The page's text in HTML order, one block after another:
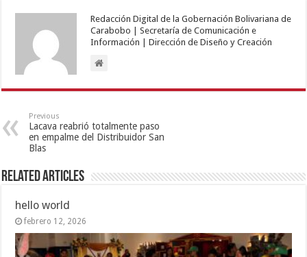
Redacción Digital de la Gobernación Bolivariana de
Carabobo | Secretaría de Comunicación e
Información | Dirección de Diseño y Creación
Previous
Lacava reabrió totalmente paso
en empalme del Distribuidor San
Blas
Related Articles
hello world
febrero 12, 2026